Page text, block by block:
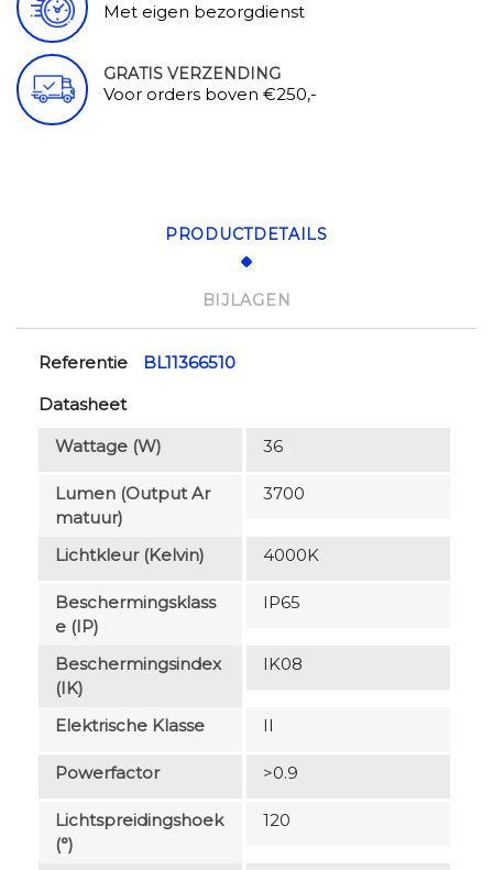
Met eigen bezorgdienst
GRATIS VERZENDING
Voor orders boven €250,-
PRODUCTDETAILS
BIJLAGEN
Referentie
BL11366510
Datasheet
Wattage (W)
36
Lumen (output Ar
Matuur)
3700
Lichtkleur (Kelvin) 4000K
Beschermingsklass
E (IP)
IP65
Beschermingsindex
(IK)
IK08
Elektrische Klasse II
Powerfactor >0.9
Lichtspreidingshoek
(°)
120